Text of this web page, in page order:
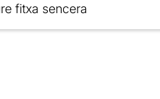
fitxa sencera